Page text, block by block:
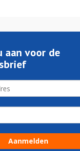
aan voor de